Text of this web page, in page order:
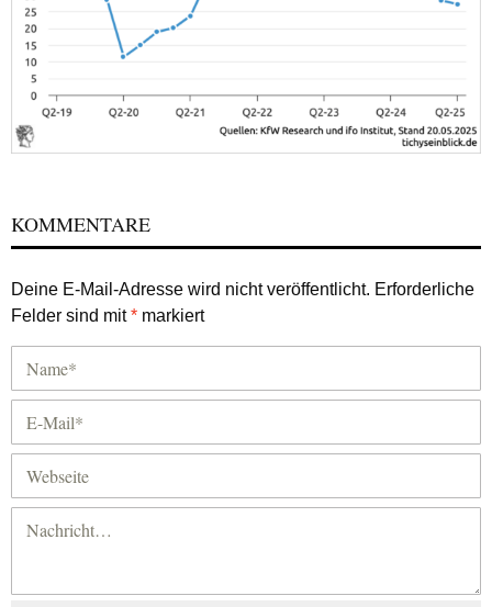
KOMMENTARE
Deine E-Mail-Adresse wird nicht veröffentlicht. Erforderliche
Felder sind mit* markiert